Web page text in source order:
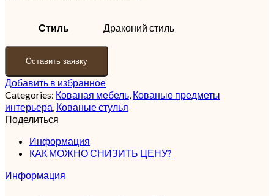
Стиль Драконий стиль
Оставить заявку
Добавить в избранное
Categories: Кованая мебель, Кованые предметы
интерьера, Кованые стулья
Поделиться
Информация
КАК МОЖНО СНИЗИТЬ ЦЕНУ?
Информация